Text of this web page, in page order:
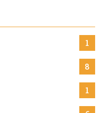
1
8
1